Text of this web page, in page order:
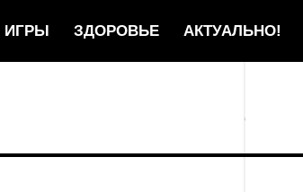
ИГРЫ ЗДОРОВЬЕ АКТУАЛЬНО!